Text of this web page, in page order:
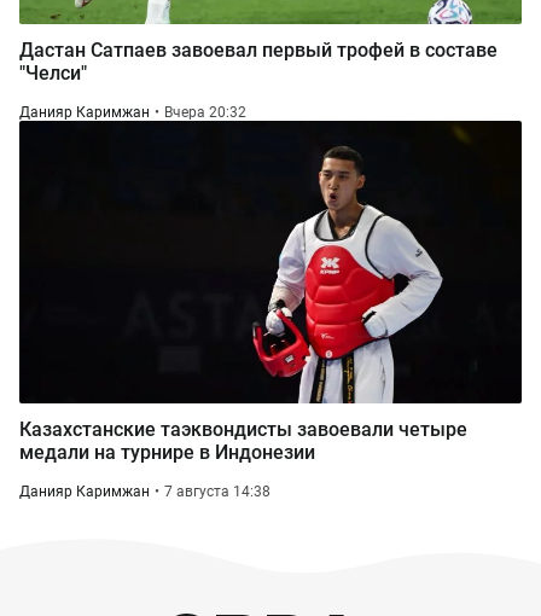
Дастан Сатпаев завоевал первый трофей в составе
"Челси"
Данияр Каримжан Вчера 20:32
Казахстанские таэквондисты завоевали четыре
медали на турнире в Индонезии
Данияр Каримжан 7 августа 14:38